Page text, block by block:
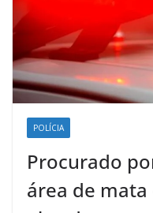
POLÍCIA
Procurado
área de